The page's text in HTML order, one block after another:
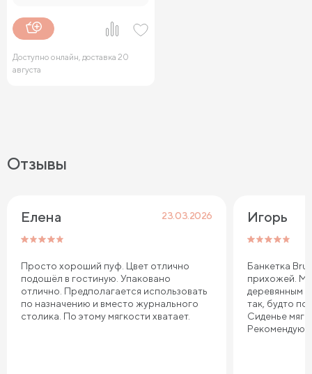
Доступно онлайн, доставка 20
августа
Отзывы
Елена 23.03.2026
Просто хороший пуф. Цвет отлично
подошёл в гостиную. Упаковано
отлично. Предполагается использовать
по назначению и вместо журнального
столика. По этому мягкости хватает.
Игорь
Банкетка
прихожей.
деревянным
так, будто
Сиденье
Рекомендую!